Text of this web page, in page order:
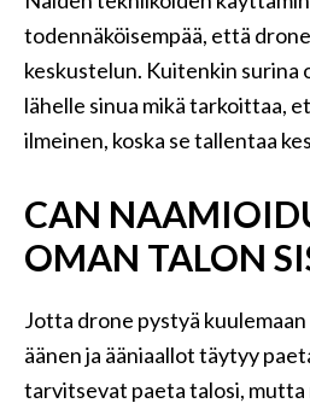
todennäköisempää, että
keskustelun. Kuitenkin surina
lähelle sinua mikä tarkoittaa,
ilmeinen, koska se tallentaa
CAN
OMAN TALON
Jotta drone pystyä kuulemaan
äänen ja ääniaallot täytyy
tarvitsevat paeta talosi, mutta